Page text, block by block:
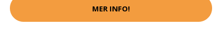
MER INFO!